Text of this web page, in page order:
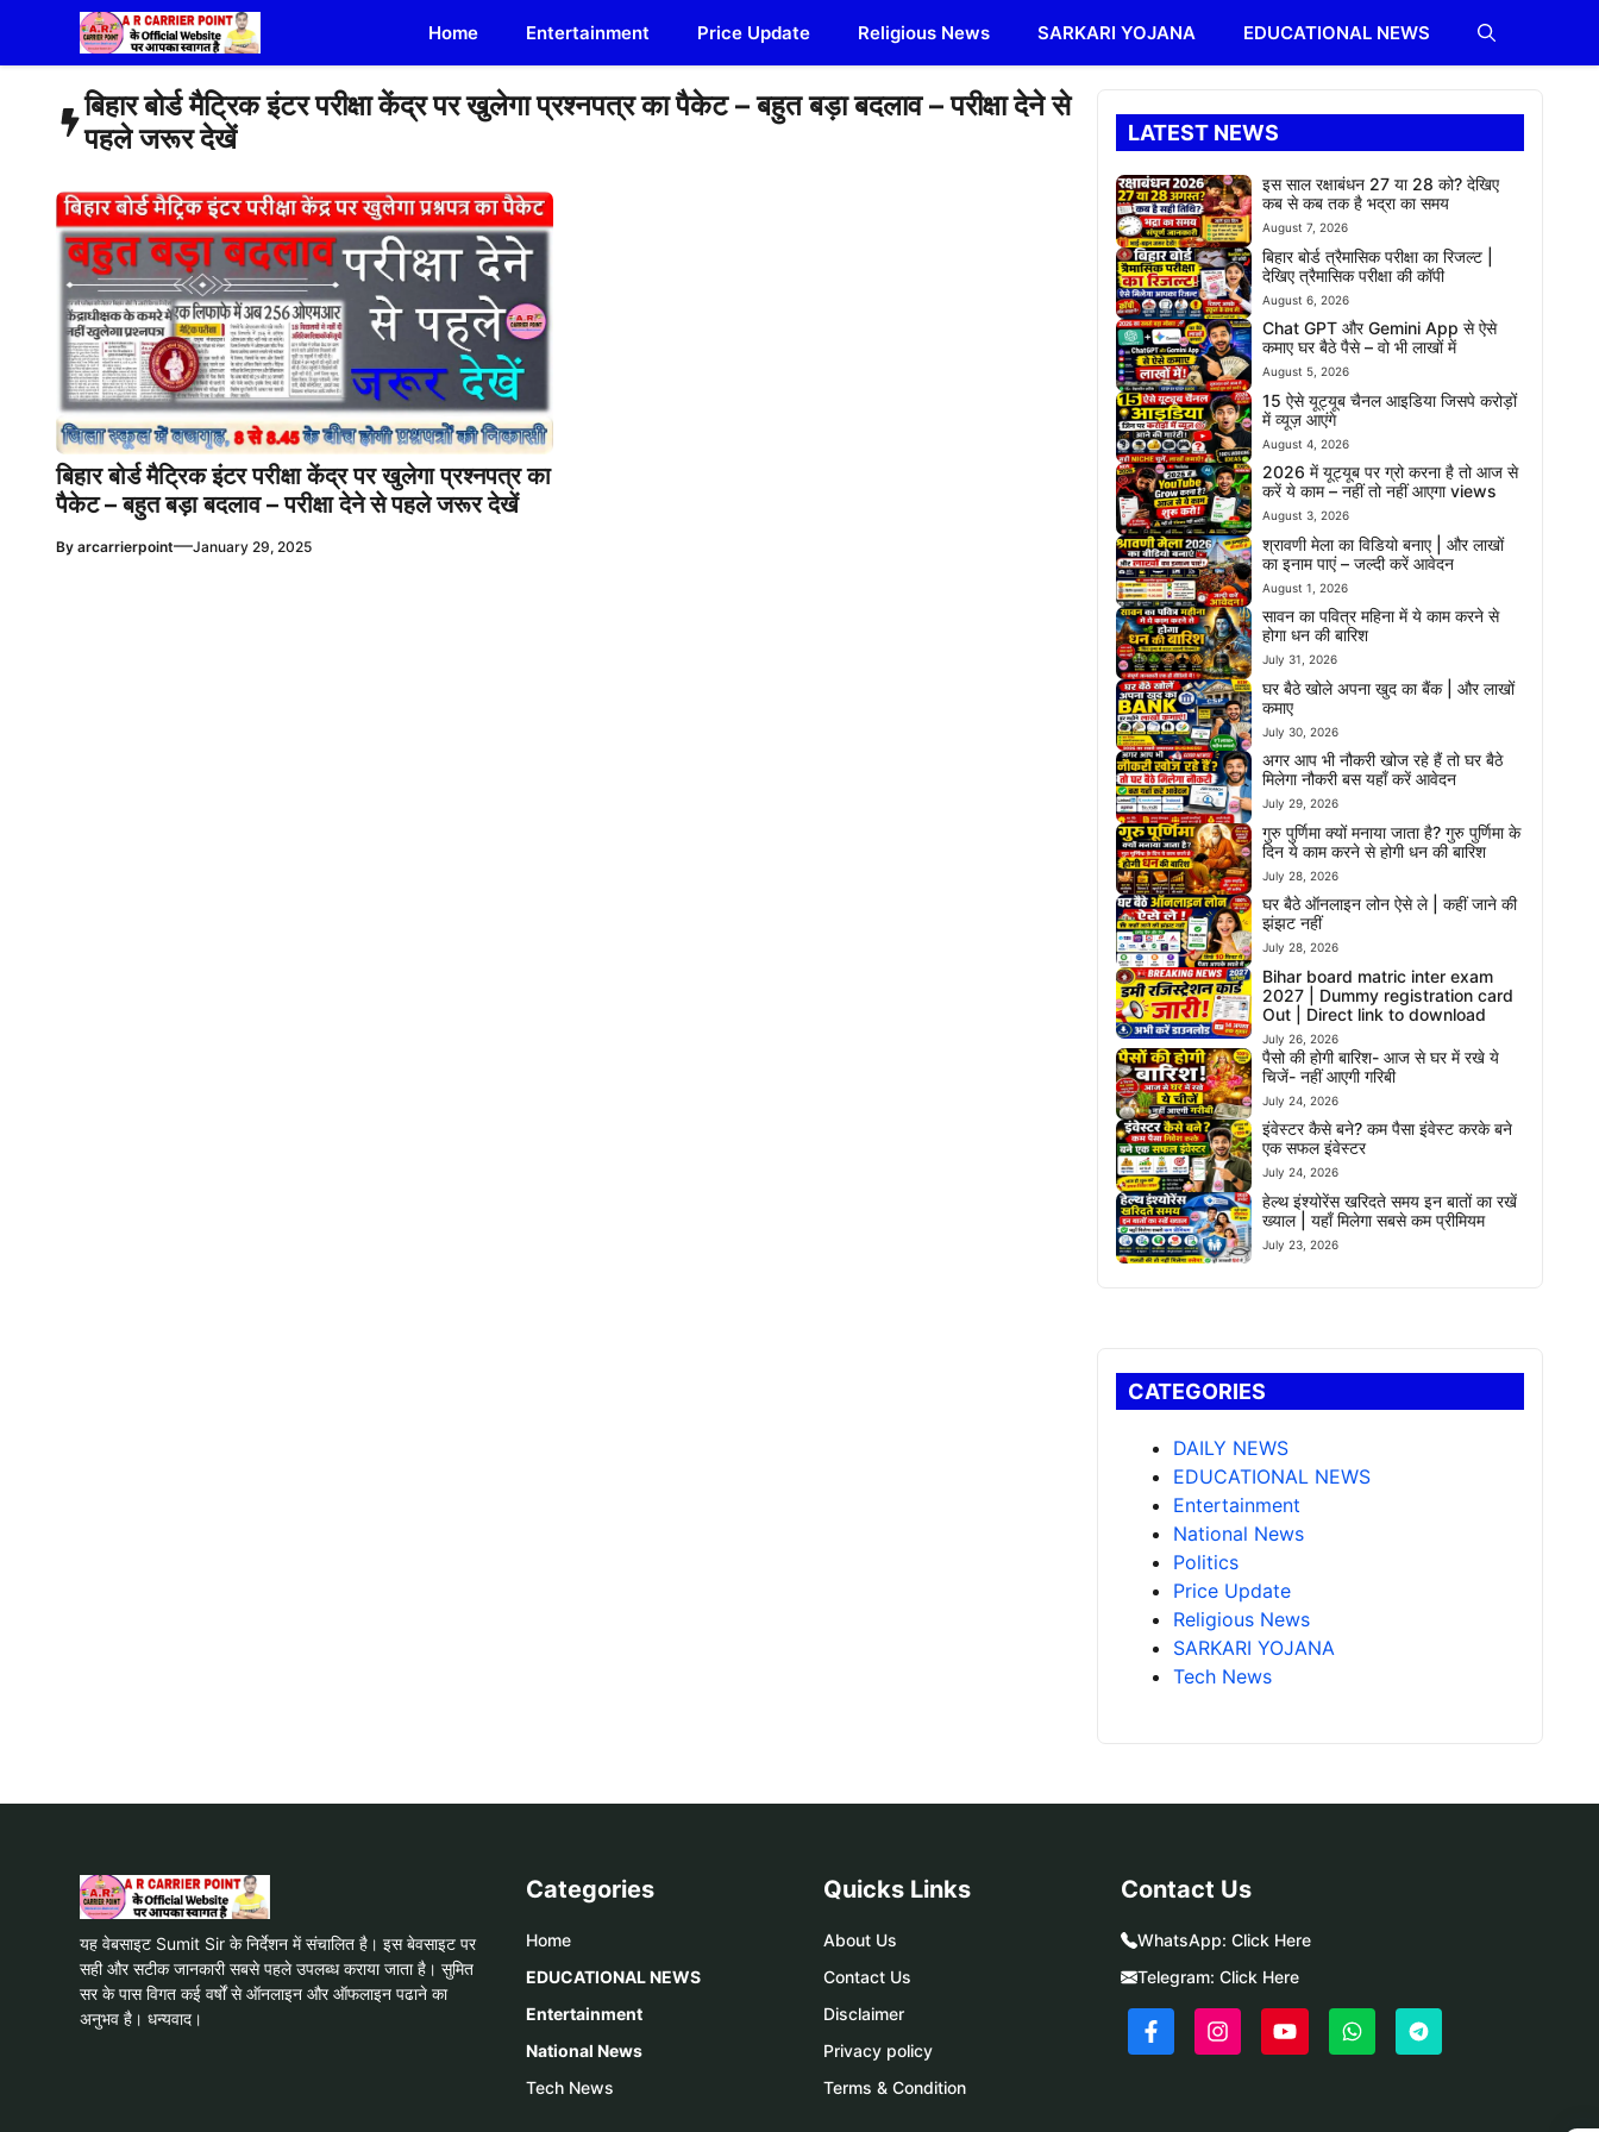
content
Home Entertainment Price Update Religious News SARKARI YOJANA EDUCATIONAL NEWS
बिहार बोर्ड मैट्रिक इंटर परीक्षा केंद्र पर खुलेगा प्रश्नपत्र का पैकेट – बहुत बड़ा बदलाव – परीक्षा देने से
पहले जरूर देखें
बिहार बोर्ड मैट्रिक इंटर परीक्षा केंद्र पर खुलेगा प्रश्नपत्र का
पैकेट – बहुत बड़ा बदलाव – परीक्षा देने से पहले जरूर देखें
By arcarrierpoint—January 29, 2025
LATEST NEWS
इस साल रक्षाबंधन 27 या 28 को? देखिए
कब से कब तक है भद्रा का समय
August 7, 2026
बिहार बोर्ड त्रैमासिक परीक्षा का रिजल्ट |
देखिए त्रैमासिक परीक्षा की कॉपी
August 6, 2026
Chat GPT और Gemini App से ऐसे
कमाए घर बैठे पैसे – वो भी लाखों में
August 5, 2026
15 ऐसे यूट्यूब चैनल आइडिया जिसपे करोड़ों
में व्यूज़ आएंगे
August 4, 2026
2026 में यूट्यूब पर ग्रो करना है तो आज से
करें ये काम – नहीं तो नहीं आएगा views
August 3, 2026
श्रावणी मेला का विडियो बनाए | और लाखों
का इनाम पाएं – जल्दी करें आवेदन
August 1, 2026
सावन का पवित्र महिना में ये काम करने से
होगा धन की बारिश
July 31, 2026
घर बैठे खोले अपना खुद का बैंक | और लाखों
कमाए
July 30, 2026
अगर आप भी नौकरी खोज रहे हैं तो घर बैठे
मिलेगा नौकरी बस यहाँ करें आवेदन
July 29, 2026
गुरु पुर्णिमा क्यों मनाया जाता है? गुरु पुर्णिमा के
दिन ये काम करने से होगी धन की बारिश
July 28, 2026
घर बैठे ऑनलाइन लोन ऐसे ले | कहीं जाने की
झंझट नहीं
July 28, 2026
Bihar board matric inter exam
2027 | Dummy registration card
Out | Direct link to download
July 26, 2026
पैसो की होगी बारिश- आज से घर में रखे ये
चिजें- नहीं आएगी गरिबी
July 24, 2026
इंवेस्टर कैसे बने? कम पैसा इंवेस्ट करके बने
एक सफल इंवेस्टर
July 24, 2026
हेल्थ इंश्योरेंस खरिदते समय इन बातों का रखें
ख्याल | यहाँ मिलेगा सबसे कम प्रीमियम
July 23, 2026
CATEGORIES
DAILY NEWS
EDUCATIONAL NEWS
Entertainment
National News
Politics
Price Update
Religious News
SARKARI YOJANA
Tech News
यह वेबसाइट Sumit Sir के निर्देशन में संचालित है। इस बेवसाइट पर
सही और सटीक जानकारी सबसे पहले उपलब्ध कराया जाता है। सुमित
सर के पास विगत कई वर्षों से ऑनलाइन और ऑफलाइन पढाने का
अनुभव है। धन्यवाद।
Categories
Home
EDUCATIONAL NEWS
Entertainment
National News
Tech News
Quicks Links
About Us
Contact Us
Disclaimer
Privacy policy
Terms & Condition
Contact Us
WhatsApp: Click Here
Telegram: Click Here